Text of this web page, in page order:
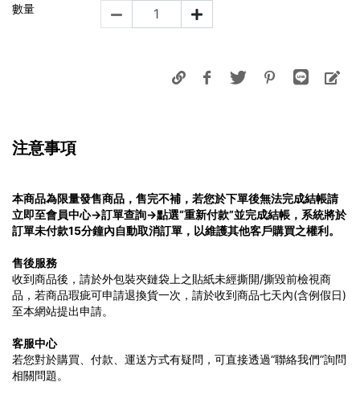
數量
注意事項
本商品為限量發售商品，售完不補，若您於下單後無法完成結帳請
立即至會員中心→訂單查詢→點選“重新付款”並完成結帳，系統將於
訂單未付款15分鐘內自動取消訂單，以維護其他客戶購買之權利。
售後服務
收到商品後，請於外包裝夾鏈袋上之貼紙未經撕開/撕毀前檢視商
品，若商品瑕疵可申請退換貨一次，請於收到商品七天內(含例假日)
至本網站提出申請。
客服中心
若您對於購買、付款、運送方式有疑問，可直接透過“聯絡我們”詢問
相關問題。